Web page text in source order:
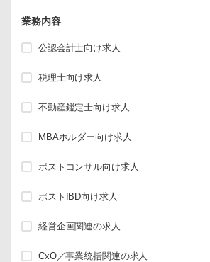
業務内容
公認会計士向け求人
税理士向け求人
不動産鑑定士向け求人
MBAホルダー向け求人
ポストコンサル向け求人
ポストIBD向け求人
経営企画関連の求人
CxO／事業統括関連の求人